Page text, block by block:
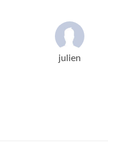
julien